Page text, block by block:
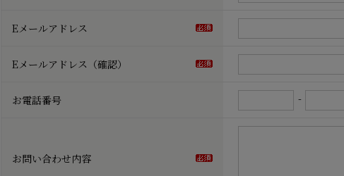
Eメールアドレス
Eメールアドレス（確認）
お電話番号 -
お問い合わせ内容